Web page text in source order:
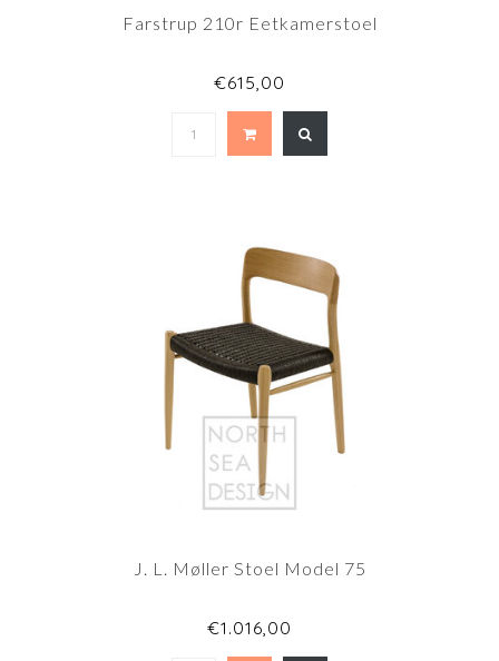
Farstrup 210r Eetkamerstoel
€615,00
J. L. Møller Stoel Model 75
€1.016,00